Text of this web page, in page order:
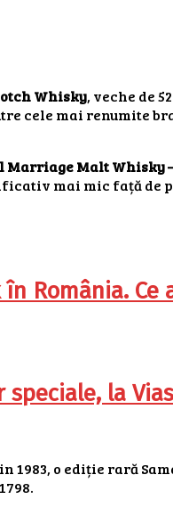
Whisky, veche de
cele mai
Marriage Malt Whisky
mai mic față de
România. Ce
la
1983, o ediție rară